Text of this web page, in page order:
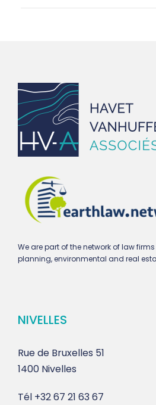
We are part of the network of law
planning, environmental and real
NIVELLES
Rue de Bruxelles 51
1400 Nivelles
Tél +32 67 21 63 67